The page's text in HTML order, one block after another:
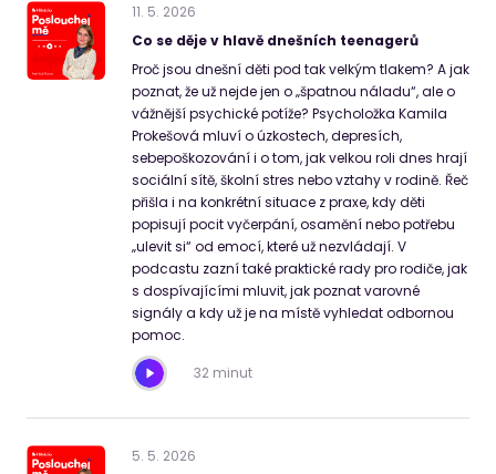
11. 5. 2026
Co se děje v hlavě dnešních teenagerů
Proč jsou dnešní děti pod tak velkým tlakem? A jak
poznat, že už nejde jen o „špatnou náladu“, ale o
vážnější psychické potíže? Psycholožka Kamila
Prokešová mluví o úzkostech, depresích,
sebepoškozování i o tom, jak velkou roli dnes hrají
sociální sítě, školní stres nebo vztahy v rodině. Řeč
přišla i na konkrétní situace z praxe, kdy děti
popisují pocit vyčerpání, osamění nebo potřebu
„ulevit si“ od emocí, které už nezvládají. V
podcastu zazní také praktické rady pro rodiče, jak
s dospívajícími mluvit, jak poznat varovné
signály a kdy už je na místě vyhledat odbornou
pomoc.
32 minut
5. 5. 2026